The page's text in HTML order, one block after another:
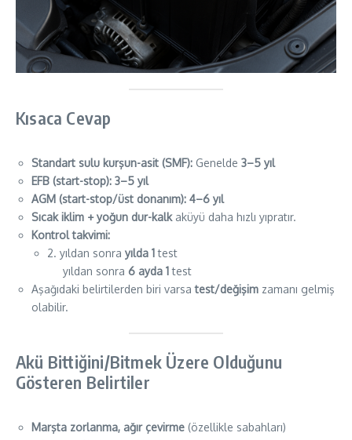
Kısaca Cevap
Standart sulu kurşun-asit (SMF): Genelde 3–5 yıl
EFB (start-stop): 3–5 yıl
AGM (start-stop/üst donanım): 4–6 yıl
Sıcak iklim + yoğun dur-kalkaküyü daha hızlı yıpratır.
Kontrol takvimi:
2. yıldan sonra yılda 1test
yıldan sonra 6 ayda 1test
Aşağıdaki belirtilerden biri varsatest/değişim zamanı gelmiş
olabilir.
Akü Bittiğini/Bitmek Üzere Olduğunu
Gösteren Belirtiler
Marşta zorlanma, ağır çevirme (özellikle sabahları)